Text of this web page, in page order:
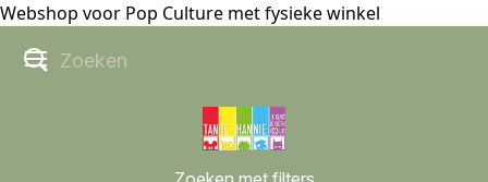
Webshop voor Pop Culture met fysieke winkel